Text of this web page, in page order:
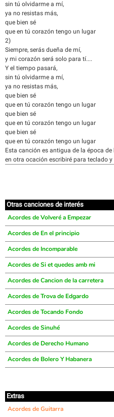
sin tú olvidarme a mí,
ya no resistas más,
que bien sé
que en tú corazón tengo un lugar
2)
Siempre, serás dueña de mí,
y mi corazón será solo para tí....
Y el tiempo pasará,
sin tú olvidarme a mí,
ya no resistas más,
que bien sé
que en tú corazón tengo un lugar
que bien sé
que en tú corazón tengo un lugar
que bien sé
que en tú corazón tengo un lugar
Esta canción es antigua de la época
en otra ocación escribiré para teclado
Otras canciones de interés
Acordes de Volveré a Empezar
Acordes de En el principio
Acordes de Incomparable
Acordes de Si et quedes amb mi
Acordes de Cancion de la carretera
Acordes de Trova de Edgardo
Acordes de Tocando Fondo
Acordes de Sinuhé
Acordes de Derecho Humano
Acordes de Bolero Y Habanera
Extras
Acordes de Guitarra